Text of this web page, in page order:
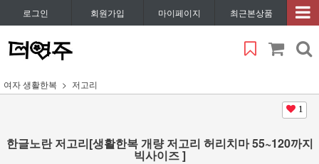
로그인 회원가입 마이페이지 최근본상품
여자 생활한복 저고리
1
한글노란 저고리[생활한복 개량 저고리 허리치마 55~120까지
빅사이즈 ]